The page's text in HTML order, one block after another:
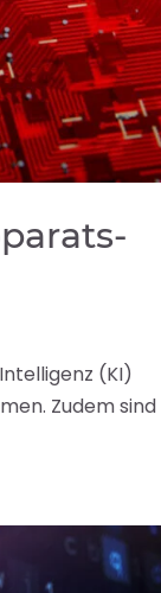
(KI)
Zudem sind